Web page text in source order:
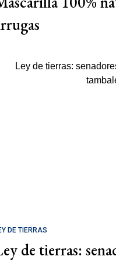
DE TIERRAS
de tierras: